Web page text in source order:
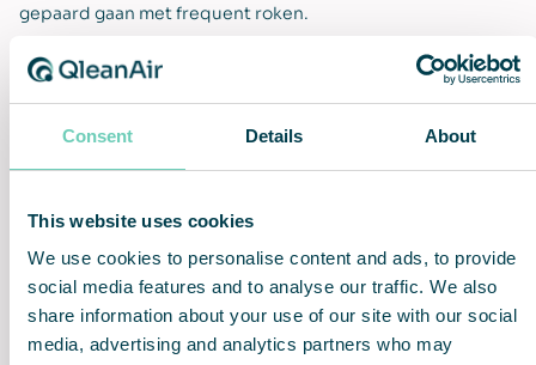
Consent Details About
This website uses cookies
We use cookies to personalise content and ads, to provide
social media features and to analyse our traffic. We also
share information about your use of our site with our social
media, advertising and analytics partners who may
gepaard gaan met frequent roken.
Grotere werkefficiëntie
Probleemloze installatie en
gebruik